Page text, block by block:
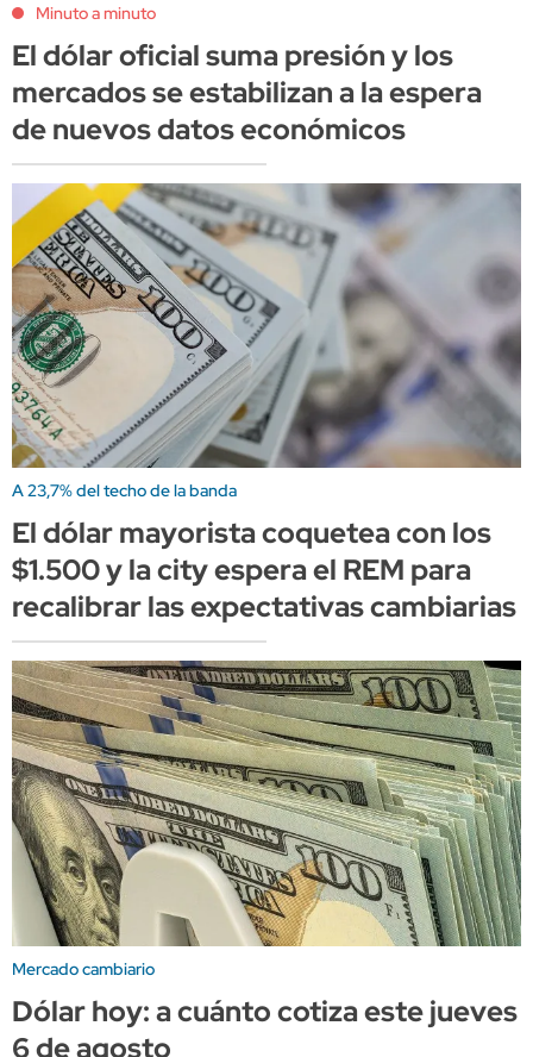
Minuto a minuto
El dólar oficial suma presión y los
mercados se estabilizan a la espera
de nuevos datos económicos
A 23,7% del techo de la banda
El dólar mayorista coquetea con los
$1.500 y la city espera el REM para
recalibrar las expectativas cambiarias
Mercado cambiario
Dólar hoy: a cuánto cotiza este jueves
6 de agosto